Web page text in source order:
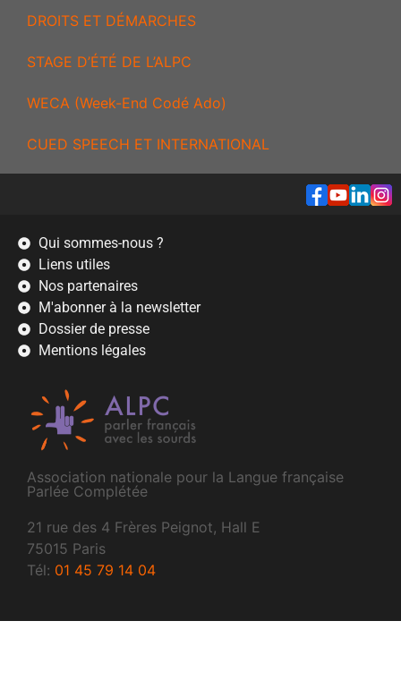
DROITS ET DÉMARCHES
STAGE D’ÉTÉ DE L’ALPC
WECA (Week-End Codé Ado)
CUED SPEECH ET INTERNATIONAL
Association nationale pour la Langue française
Parlée Complétée
21 rue des 4 Frères Peignot, Hall E
75015 Paris
Tél: 01 45 79 14 04
Qui sommes-nous ?
Liens utiles
Nos partenaires
M'abonner à la newsletter
Dossier de presse
Mentions légales